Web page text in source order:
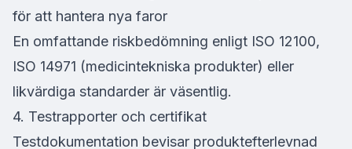
för att hantera nya faror
En omfattande riskbedömning enligt ISO 12100,
ISO 14971 (medicintekniska produkter) eller
likvärdiga standarder är väsentlig.
4. Testrapporter och certifikat
Testdokumentation bevisar produktefterlevnad